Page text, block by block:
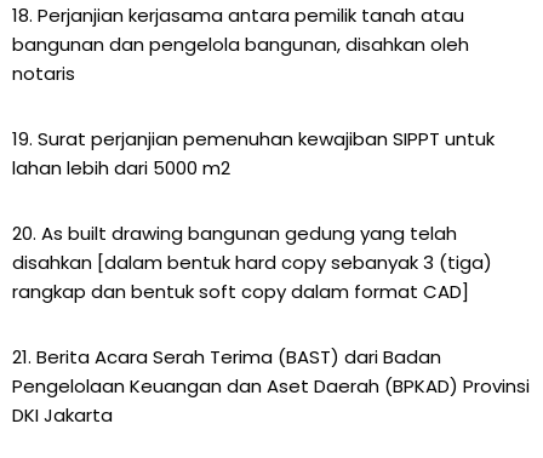
18. Perjanjian kerjasama antara pemilik tanah atau
bangunan dan pengelola bangunan, disahkan oleh
notaris
19. Surat perjanjian pemenuhan kewajiban SIPPT untuk
lahan lebih dari 5000 m2
20. As built drawing bangunan gedung yang telah
disahkan [dalam bentuk hard copy sebanyak 3 (tiga)
rangkap dan bentuk soft copy dalam format CAD]
21. Berita Acara Serah Terima (BAST) dari Badan
Pengelolaan Keuangan dan Aset Daerah (BPKAD) Provinsi
DKI Jakarta